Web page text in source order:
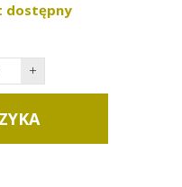
dostępny
+